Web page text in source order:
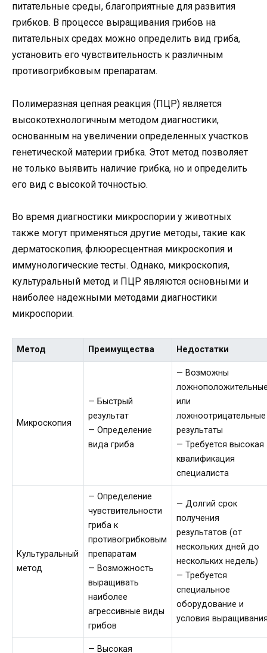
питательные среды, благоприятные для развития
грибков. В процессе выращивания грибов на
питательных средах можно определить вид гриба,
установить его чувствительность к различным
противогрибковым препаратам.
Полимеразная цепная реакция (ПЦР) является
высокотехнологичным методом диагностики,
основанным на увеличении определенных участков
генетической материи грибка. Этот метод позволяет
не только выявить наличие грибка, но и определить
его вид с высокой точностью.
Во время диагностики микроспории у животных
также могут применяться другие методы, такие как
дерматоскопия, флюоресцентная микроскопия и
иммунологические тесты. Однако, микроскопия,
культуральный метод и ПЦР являются основными и
наиболее надежными методами диагностики
микроспории.
Метод Преимущества Недостатки
Микроскопия
— Быстрый
результат
— Определение
вида гриба
— Возможны
или
ложноотрицательные
результаты
— Требуется высокая
квалификация
специалиста
Культуральный
метод
— Определение
чувствительности
гриба к
противогрибковым
препаратам
— Возможность
выращивать
наиболее
агрессивные виды
грибов
— Долгий срок
получения
результатов (от
нескольких дней до
нескольких недель)
— Требуется
специальное
оборудование и
условия
— Высокая